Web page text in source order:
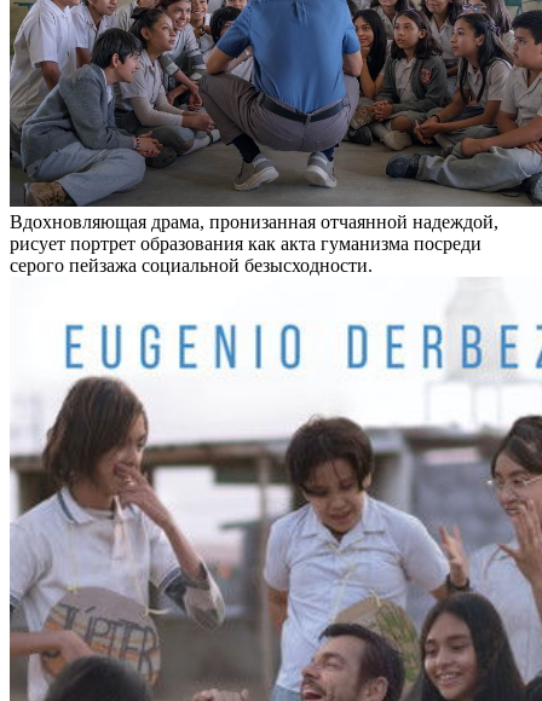
Вдохновляющая драма, пронизанная отчаянной надеждой,
рисует портрет образования как акта гуманизма посреди
серого пейзажа социальной безысходности.